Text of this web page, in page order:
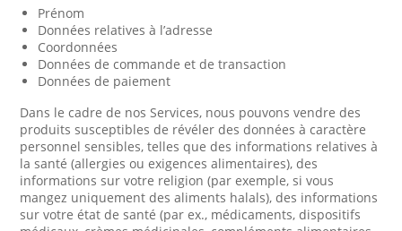
Prénom
Données relatives à l’adresse
Coordonnées
Données de commande et de transaction
Données de paiement
Dans le cadre de nos Services, nous pouvons vendre des
produits susceptibles de révéler des données à caractère
personnel sensibles, telles que des informations relatives à
la santé (allergies ou exigences alimentaires), des
informations sur votre religion (par exemple, si vous
mangez uniquement des aliments halals), des informations
sur votre état de santé (par ex., médicaments, dispositifs